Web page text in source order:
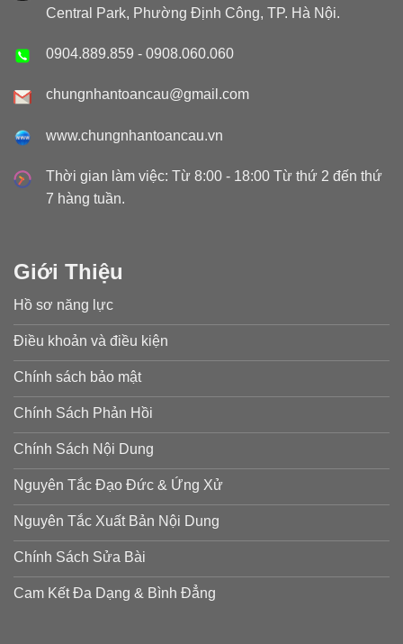
Central Park, Phường Định Công, TP. Hà Nội.
0904.889.859 - 0908.060.060
chungnhantoancau@gmail.com
www.chungnhantoancau.vn
Thời gian làm việc: Từ 8:00 - 18:00 Từ thứ 2 đến thứ
7 hàng tuần.
Giới Thiệu
Hồ sơ năng lực
Điều khoản và điều kiện
Chính sách bảo mật
Chính Sách Phản Hồi
Chính Sách Nội Dung
Nguyên Tắc Đạo Đức & Ứng Xử
Nguyên Tắc Xuất Bản Nội Dung
Chính Sách Sửa Bài
Cam Kết Đa Dạng & Bình Đẳng